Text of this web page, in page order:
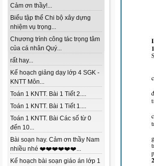
Cảm ơn thầy!...
Biểu tập thể Chi bộ xây dựng
nhiệm vụ trọng...
Chương trình công tác trọng tâm
của cá nhân Quý...
rất hay...
Kế hoạch giảng dạy lớp 4 SGK -
KNTT Môn...
Toán 1 KNTT. Bài 1 Tiết 2....
Toán 1 KNTT. Bài 1 Tiết 1....
Toán 1 KNTT. Bài Các số từ 0
đến 10...
Bài soạn hay. Cảm ơn thầy Nam
nhiều nhé ❤️❤️❤️❤️❤️❤️...
Kế hoạch bài soạn giáo án lớp 1